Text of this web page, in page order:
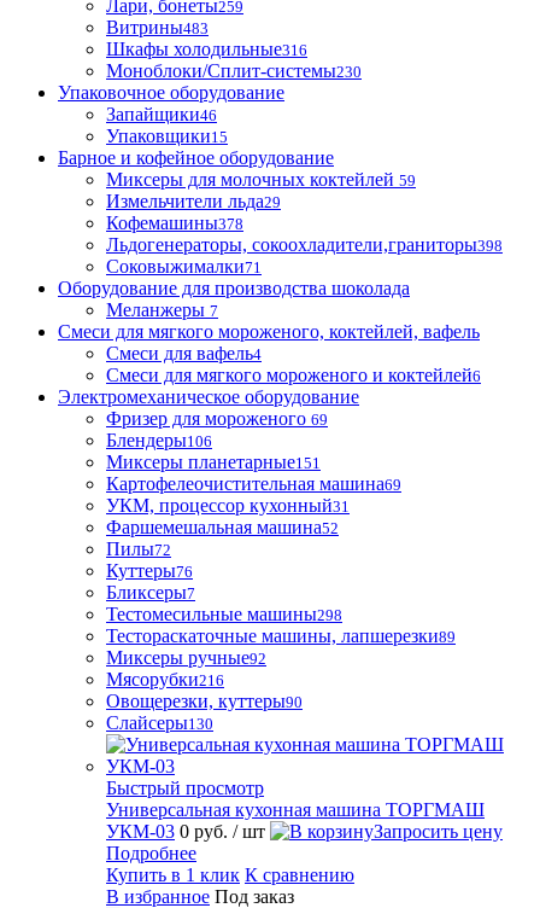
Лари, бонеты259
Витрины483
Шкафы холодильные316
Моноблоки/Сплит-системы230
Упаковочное оборудование
Запайщики46
Упаковщики15
Барное и кофейное оборудование
Миксеры для молочных коктейлей 59
Измельчители льда29
Кофемашины378
Льдогенераторы, сокоохладители,граниторы398
Соковыжималки71
Оборудование для производства шоколада
Меланжеры 7
Смеси для мягкого мороженого, коктейлей, вафель
Смеси для вафель4
Смеси для мягкого мороженого и коктейлей6
Электромеханическое оборудование
Фризер для мороженого 69
Блендеры106
Миксеры планетарные151
Картофелеочистительная машина69
УКМ, процессор кухонный31
Фаршемешальная машина52
Пилы72
Куттеры76
Бликсеры7
Тестомесильные машины298
Тестораскаточные машины, лапшерезки89
Миксеры ручные92
Мясорубки216
Овощерезки, куттеры90
Слайсеры130
Быстрый просмотр
Универсальная кухонная машина ТОРГМАШ
УКМ-03 0 руб. / шт
Запросить цену
Подробнее
Купить в 1 клик К сравнению
В избранное Под заказ